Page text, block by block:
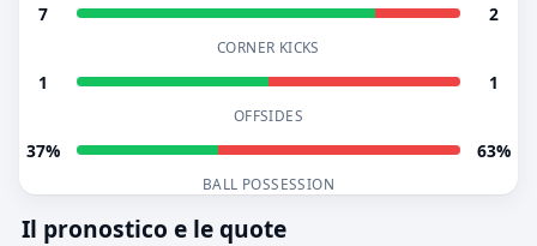
7 2
CORNER KICKS
1 1
OFFSIDES
37% 63%
BALL POSSESSION
Il pronostico e le quote